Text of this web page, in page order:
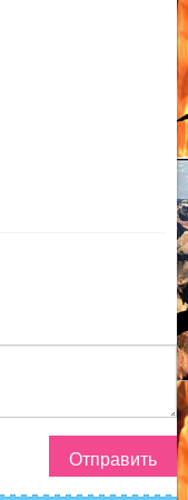
Отправить